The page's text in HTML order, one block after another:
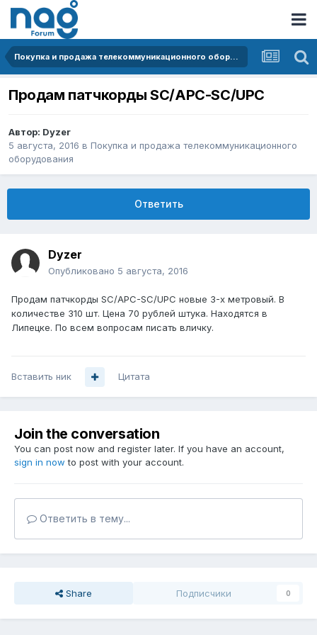
Покупка и продажа телекоммуникационного оборудования
Продам патчкорды SC/APC-SC/UPC
Автор: Dyzer
5 августа, 2016 в Покупка и продажа телекоммуникационного
оборудования
Ответить
Dyzer
Опубликовано 5 августа, 2016
Продам патчкорды SC/APC-SC/UPC новые 3-х метровый. В
количестве 310 шт. Цена 70 рублей штука. Находятся в
Липецке. По всем вопросам писать вличку.
Вставить ник Цитата
Join the conversation
You can post now and register later. If you have an account,
sign in now to post with your account.
Ответить в тему...
Share Подписчики 0